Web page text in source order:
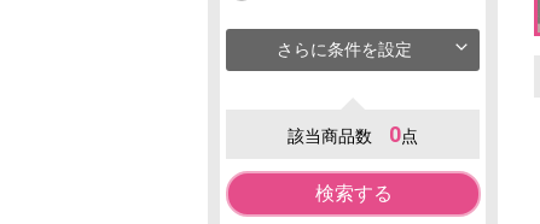
さらに条件を設定
該当商品数 0点
検索する